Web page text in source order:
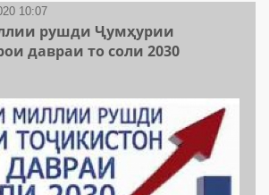
10:07
рушди Ҷумҳурии
давраи то соли 2030